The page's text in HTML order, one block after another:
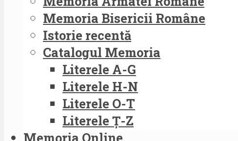
Memoria Bisericii Române
Istorie recentă
Catalogul Memoria
Literele A-G
Literele H-N
Literele O-T
Literele Ț-Z
Memoria Online